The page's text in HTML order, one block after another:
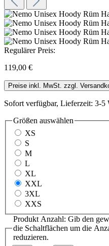
Regulärer Preis:
119,00 €
Preise inkl. MwSt. zzgl.
Sofort verfügbar, Lieferzeit: 3-5
Größen auswählen
XS
S
M
L
XL
XXL
3XL
XXS
Produkt Anzahl: Gib den
die Schaltflächen um die
reduzieren.